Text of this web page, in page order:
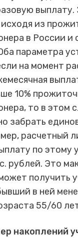
из
в России и
параметра
на момент
10%
то в этом
забрать
расчетный
по этому
рублей. Это
получить
в ней
55/60
накоплений